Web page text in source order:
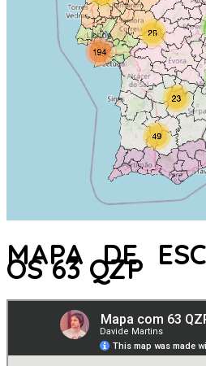
MAPA DE
OS 63 QZP